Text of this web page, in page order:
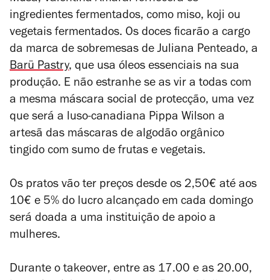
ingredientes fermentados, como miso, koji ou
vegetais fermentados. Os doces ficarão a cargo
da marca de sobremesas de Juliana Penteado, a
BarüPastry, que usa óleos essenciais na sua
produção. E não estranhe se as vir a todas com
a mesma máscara social de protecção, uma vez
que será a luso-canadiana Pippa Wilson a
artesã das máscaras de algodão orgânico
tingido com sumo de frutas e vegetais.
Os pratos vão ter preços desde os 2,50€ até aos
10€ e 5% do lucro alcançado em cada domingo
será doada a uma instituição de apoio a
mulheres.
Durante o takeover, entre as 17.00 e as 20.00,